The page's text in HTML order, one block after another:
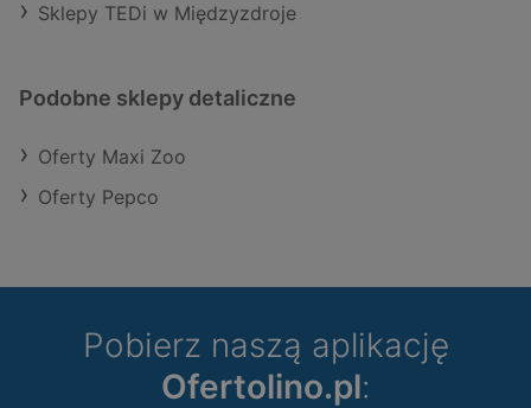
Sklepy TEDi w Międzyzdroje
Podobne sklepy detaliczne
Oferty Maxi Zoo
Oferty Pepco
Pobierz naszą aplikację
Ofertolino.pl: